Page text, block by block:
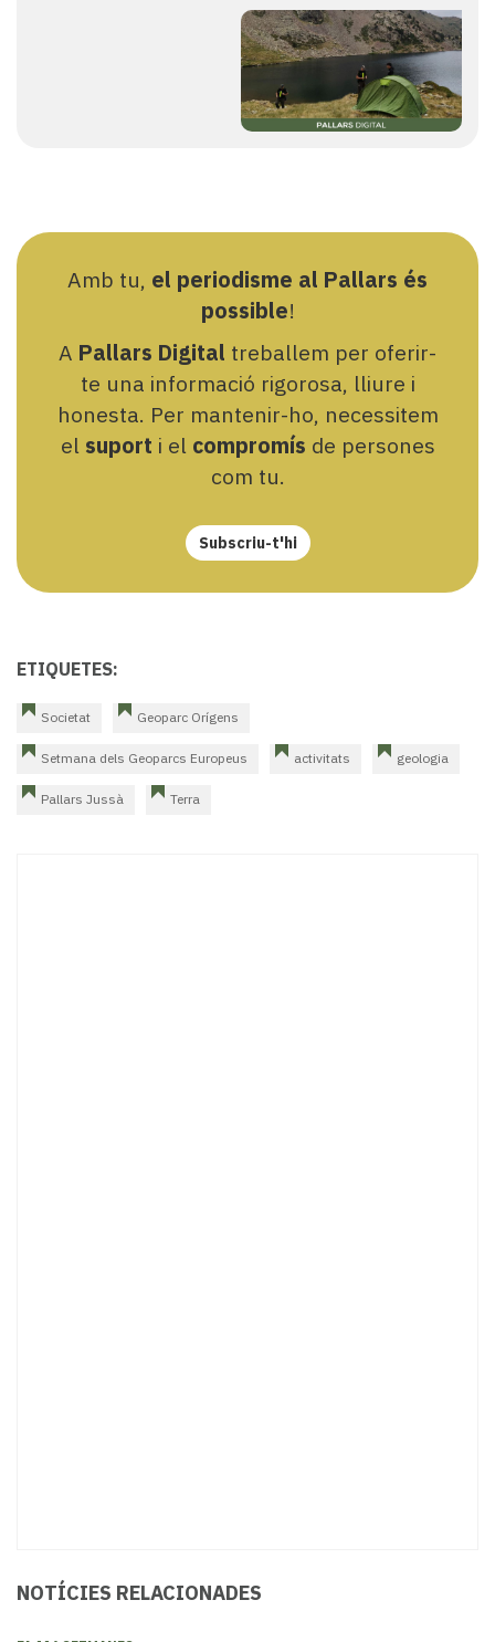
Amb tu, el periodisme al Pallars és
possible!
A Pallars Digital treballem per oferir-
te una informació rigorosa, lliure i
honesta. Per mantenir-ho, necessitem
el suport i el compromís de persones
com tu.
Subscriu-t'hi
ETIQUETES:
Societat Geoparc Orígens
Setmana dels Geoparcs Europeus activitats geologia
Pallars Jussà Terra
NOTÍCIES RELACIONADES